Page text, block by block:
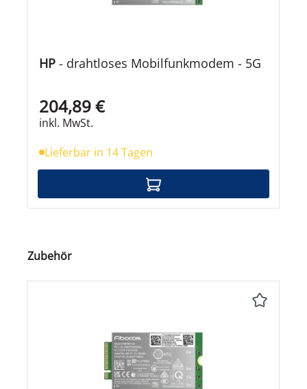
HP - drahtloses Mobilfunkmodem - 5G
204,89 €
inkl. MwSt.
Lieferbar in 14 Tagen
Produktgalerie überspringen
Zubehör